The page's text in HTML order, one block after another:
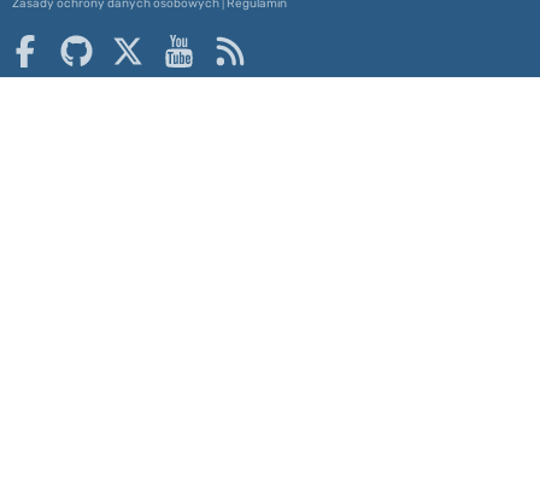
Zasady ochrony danych osobowych
Regulamin